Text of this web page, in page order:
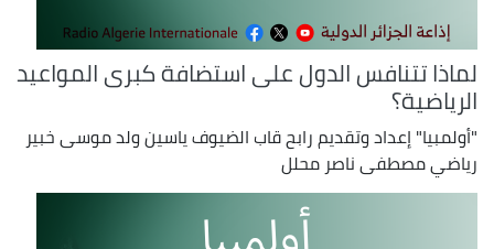
لماذا تتنافس الدول على استضافة كبرى المواعيد
الرياضية؟
"أولمبيا" إعداد وتقديم رابح قاب الضيوف ياسين ولد موسى خبير
رياضي مصطفى ناصر محلل